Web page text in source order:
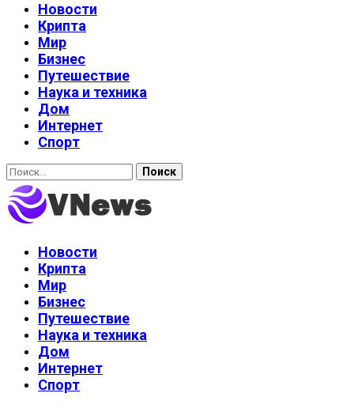
Новости
Крипта
Мир
Бизнес
Путешествие
Наука и техника
Дом
Интернет
Спорт
Найти:
Новости
Крипта
Мир
Бизнес
Путешествие
Наука и техника
Дом
Интернет
Спорт